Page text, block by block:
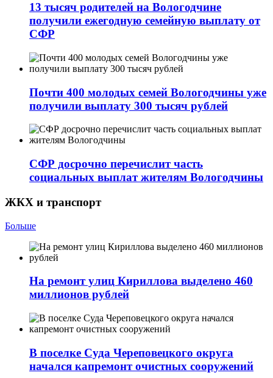
13 тысяч родителей на Вологодчине
получили ежегодную семейную выплату от
СФР
Почти 400 молодых семей Вологодчины уже
получили выплату 300 тысяч рублей
СФР досрочно перечислит часть
социальных выплат жителям Вологодчины
ЖКХ и транспорт
Больше
На ремонт улиц Кириллова выделено 460
миллионов рублей
В поселке Суда Череповецкого округа
начался капремонт очистных сооружений